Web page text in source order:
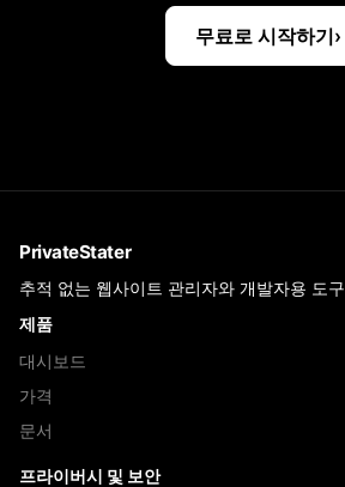
무료로 시작하기›
PrivateStater
추적 없는 웹사이트 관리자와 개발자용 도구
제품
대시보드
가격
문서
프라이버시 및 보안